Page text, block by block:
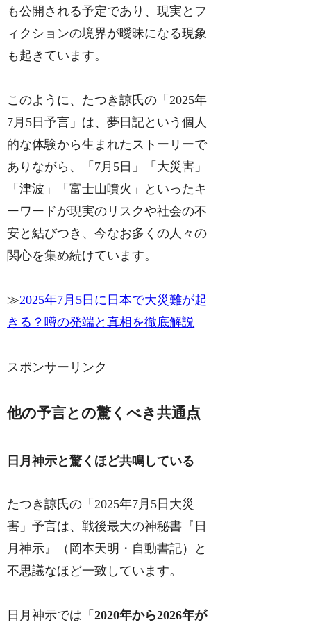
も公開される予定であり、現実とフ
ィクションの境界が曖昧になる現象
も起きています。
このように、たつき諒氏の「2025年
7月5日予言」は、夢日記という個人
的な体験から生まれたストーリーで
ありながら、「7月5日」「大災害」
「津波」「富士山噴火」といったキ
ーワードが現実のリスクや社会の不
安と結びつき、今なお多くの人々の
関心を集め続けています。
≫2025年7月5日に日本で大災難が起
きる？噂の発端と真相を徹底解説
スポンサーリンク
他の予言との驚くべき共通点
日月神示と驚くほど共鳴している
たつき諒氏の「2025年7月5日大災
害」予言は、戦後最大の神秘書『日
月神示』（岡本天明・自動書記）と
不思議なほど一致しています。
日月神示では「2020年から2026年が